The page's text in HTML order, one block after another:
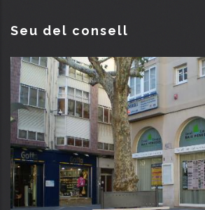
Seu del consell